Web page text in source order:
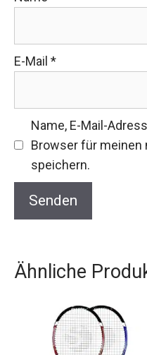
E-Mail *
Name, E-Mail-
Browser für meinen
speichern.
Ähnliche